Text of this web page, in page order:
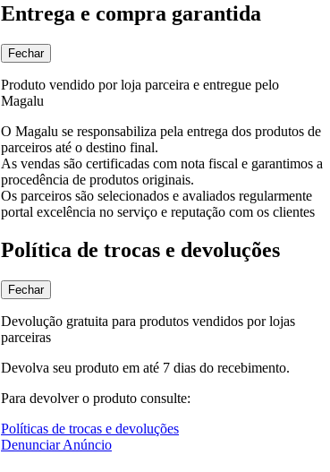
Entrega e compra garantida
Fechar
Produto vendido por loja parceira e entregue pelo
Magalu
O Magalu se responsabiliza pela entrega dos produtos de
parceiros até o destino final.
As vendas são certificadas com nota fiscal e garantimos a
procedência de produtos originais.
Os parceiros são selecionados e avaliados regularmente
portal excelência no serviço e reputação com os clientes
Política de trocas e devoluções
Fechar
Devolução gratuita para produtos vendidos por lojas
parceiras
Devolva seu produto em até 7 dias do recebimento.
Para devolver o produto consulte:
Políticas de trocas e devoluções
Denunciar Anúncio